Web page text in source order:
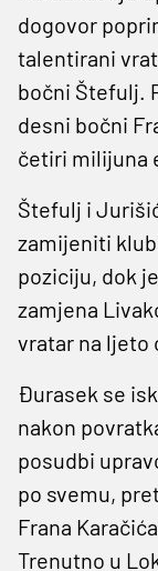
dogovor
talentirani
bočni Štefulj.
desni bočni
četiri milijuna
Štefulj i
zamijeniti
poziciju, dok
zamjena
vratar na ljeto
Đurasek se
nakon
posudbi
po svemu,
Frana
Trenutno u